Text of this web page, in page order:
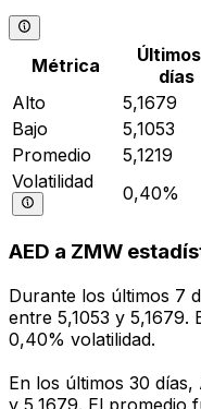
Métrica
días
Alto
5,1679
Bajo
5,1053
Promedio
5,1219
Volatilidad
0,40%
AED a ZMW
Durante los últimos 7
entre 5,1053 y 5,1679.
0,40% volatilidad.
En los últimos 30